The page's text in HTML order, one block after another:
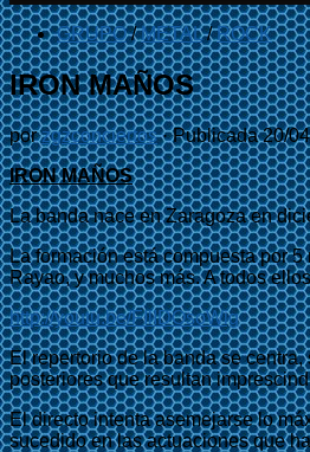
GRUPO / METAL / ROCK
IRON MAÑOS
porzgzconciertos · Publicada20/
IRON MAÑOS
La banda nace en Zaragoza en
La formación está compuesta por
Rayao, y muchos más. A todos
http://youtu.be/FIlIDOsoWig
El repertorio de la banda se
posteriores que resultan
El directo intenta asemejarse lo
sucedido en las actuaciones que